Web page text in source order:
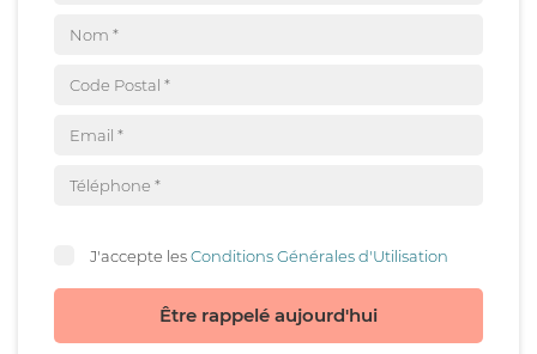
J'accepte lesConditions Générales d'Utilisation
Être rappelé aujourd'hui